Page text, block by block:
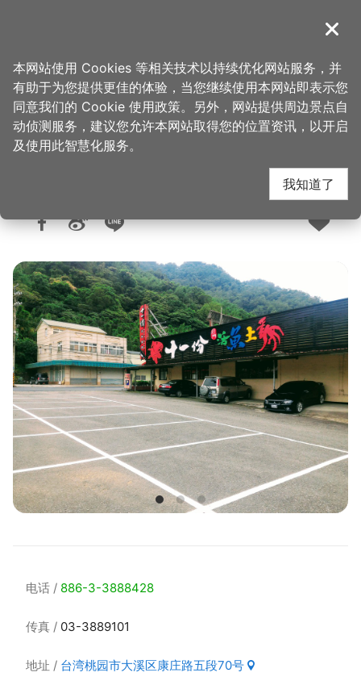
導覽
首页 > 想去的地方 > 美食、购物 > 美食快搜
十一份活鱼餐厅
人气：1.2万
电话 886-3-3888428
传真 03-3889101
地址 台湾桃园市大溪区康庄路五段70号
关闭
本网站使用 Cookies 等相关技术以持续优化网站服务，并
有助于为您提供更佳的体验，当您继续使用本网站即表示您
同意我们的 Cookie 使用政策。另外，网站提供周边景点自
动侦测服务，建议您允许本网站取得您的位置资讯，以开启
及使用此智慧化服务。
我知道了